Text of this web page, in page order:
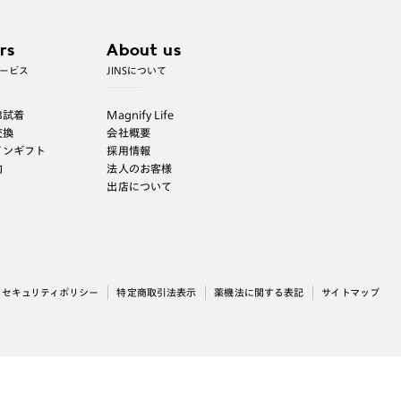
ビス
試着
換
ギフト
About us
JINSについて
Magnify Life
会社概要
採用情報
法人のお客様
出店について
セキュリティポリシー 特定商取引法表示 薬機法に関する表記 サイトマップ